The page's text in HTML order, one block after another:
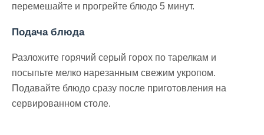
перемешайте и прогрейте блюдо 5 минут.
Подача блюда
Разложите горячий серый горох по тарелкам и
посыпьте мелко нарезанным свежим укропом.
Подавайте блюдо сразу после приготовления на
сервированном столе.